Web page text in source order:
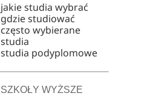
jakie studia wybrać
gdzie studiować
często wybierane
studia
studia podyplomowe
SZKOŁY WYŻSZE